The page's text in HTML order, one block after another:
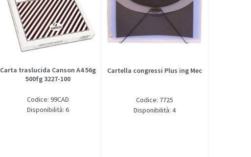
Carta traslucida Canson A4 56g
500fg 3227-100
Codice: 99CAD
Disponibilità: 6
Cartella congressi Plus ing Mec
Codice: 7725
Disponibilità: 4